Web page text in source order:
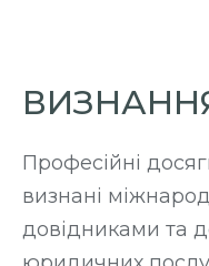
Професійні
визнані
довідниками та